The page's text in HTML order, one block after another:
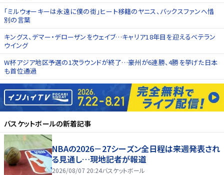
「ミルウォーキーは永遠に僕の街」ヒート移籍のヤニス、バックスファンへ惜
別の言葉
キングス、デマー・デローザンをウェイブ…キャリア18年目を迎えるベテラン
ウイング
W杯アジア地区予選の1次ラウンドが終了…豪州が6連勝、4勝を挙げた日本
も首位通過
バスケットボールの新着記事
NBAの2026－27シーズン全日程は来週発表され
る見通し…現地記者が報道
2026/08/07 20:24バスケットボール